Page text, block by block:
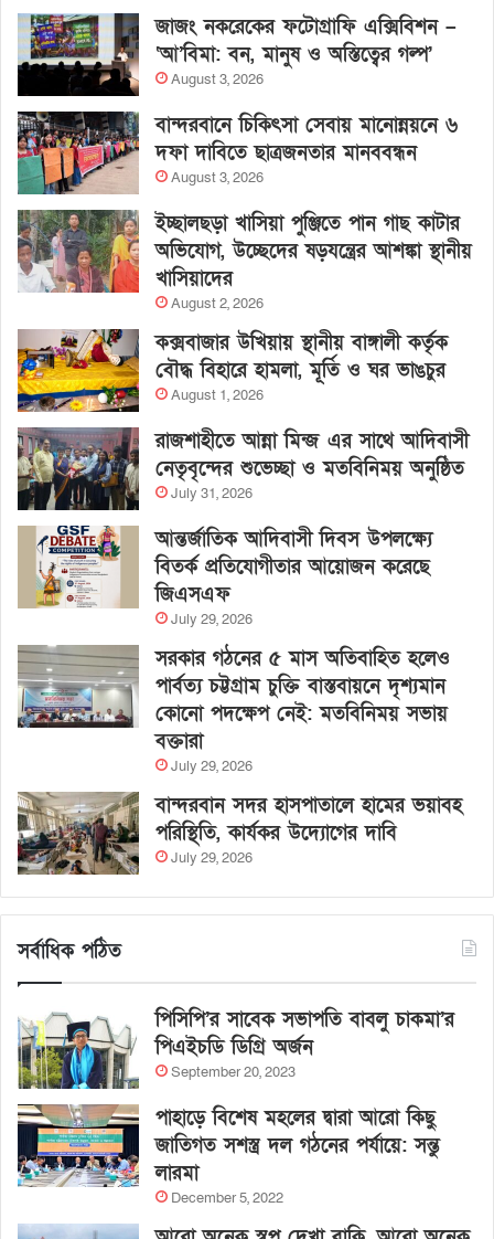
জাজং নকরেকের ফটোগ্রাফি এক্সিবিশন –
‘আ’বিমা: বন, মানুষ ও অস্তিত্বের গল্প’
August 3, 2026
বান্দরবানে চিকিৎসা সেবায় মানোন্নয়নে ৬
দফা দাবিতে ছাত্রজনতার মানববন্ধন
August 3, 2026
ইচ্ছালছড়া খাসিয়া পুঞ্জিতে পান গাছ কাটার
অভিযোগ, উচ্ছেদের ষড়যন্ত্রের আশঙ্কা স্থানীয়
খাসিয়াদের
August 2, 2026
কক্সবাজার উখিয়ায় স্থানীয় বাঙ্গালী কর্তৃক
বৌদ্ধ বিহারে হামলা, মূর্তি ও ঘর ভাঙচুর
August 1, 2026
রাজশাহীতে আন্না মিন্জ এর সাথে আদিবাসী
নেতৃবৃন্দের শুভেচ্ছা ও মতবিনিময় অনুষ্ঠিত
July 31, 2026
আন্তর্জাতিক আদিবাসী দিবস উপলক্ষ্যে
বিতর্ক প্রতিযোগীতার আয়োজন করেছে
জিএসএফ
July 29, 2026
সরকার গঠনের ৫ মাস অতিবাহিত হলেও
পার্বত্য চট্টগ্রাম চুক্তি বাস্তবায়নে দৃশ্যমান
কোনো পদক্ষেপ নেই: মতবিনিময় সভায়
বক্তারা
July 29, 2026
বান্দরবান সদর হাসপাতালে হামের ভয়াবহ
পরিস্থিতি, কার্যকর উদ্যোগের দাবি
July 29, 2026
সর্বাধিক পঠিত
পিসিপি’র সাবেক সভাপতি বাবলু চাকমা’র
পিএইচডি ডিগ্রি অর্জন
September 20, 2023
পাহাড়ে বিশেষ মহলের দ্বারা আরো কিছু
জাতিগত সশস্ত্র দল গঠনের পর্যায়ে: সন্তু
লারমা
December 5, 2022